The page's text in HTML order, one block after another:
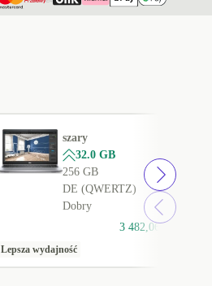
szary
32.0 GB
256 GB
DE (QWERTZ)
Dobry
3 482,06 zł
Lepsza wydajność